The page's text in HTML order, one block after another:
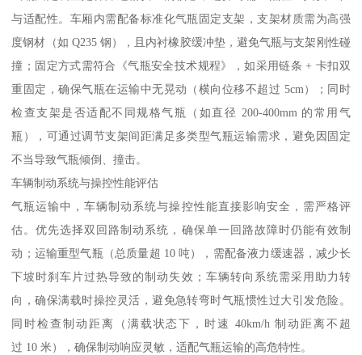
与适配性。车厢内需配备标准化气瓶固定支架，支架材质需为高强
度钢材（如 Q235 钢），且内衬橡胶缓冲垫，避免气瓶与支架刚性碰
撞；固定方式需符合《气瓶安全技术规程》，如采用链条 + 卡扣双
重固定，确保气瓶在运输中无晃动（横向位移不超过 5cm）；同时
检查支架是否适配不同规格气瓶（如直径 200-400mm 的常用气
瓶），可通过调节支架间距满足多类型气瓶运输需求，避免因固定
不当导致气瓶倾倒、撞击。​
车辆制动系统与操控性能评估​
气瓶运输中，车辆制动系统与操控性能直接影响安全，需严格评
估。优先选择双回路制动系统，确保单一回路故障时仍能有效制
动；运输重型气瓶（总质量超 10 吨），需配备液力缓速器，减少长
下坡时刹车片过热导致的制动失效；车辆转向系统需采用助力转
向，确保满载时操控灵活，避免急转弯时气瓶惯性过大引发危险。
同时检查制动距离（满载状态下，时速 40km/h 制动距离不超
过 10 米），确保制动响应灵敏，适配气瓶运输的高危特性。​